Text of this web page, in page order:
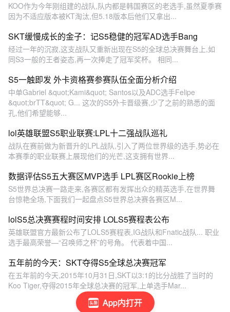
App内打开
KOO作为今年刚组建的战队,队内都是韩国赛区的老选手,虽然夏季赛
因为不适应版本被KT淘汰,但5.18版本后他们又拿出...
SKT缓慢成长的金子：记S5稳健的冠军AD选手Bang
经过一年的沉寂,这支战队又重新出现在S5的全球总决赛舞台上,如
同S3一般的王者姿态,再一次捧走了冠军奖杯。 相同...
S5一触即发 外卡资格赛参赛队伍全面分析介绍
中单Gabriel &quot;Kami&quot; Santos以及ADC选手Felipe
&quot;brTT&quot; G... 这次的S5外卡晋级赛,少了之前的熟悉的面
孔,他们希望能够...
lol英雄联盟S5职业联赛:LPL十二强战队巡礼
战队在赛前做为新晋升的LPL战队,引入了两位世界级的选手,势必在
本赛季的职业联赛上展现他们的光芒,这支拥有世界...
数据评估S5五大赛区MVP选手 LPL赛区Rookie上榜
S5世界总决赛一路走来,各赛区都有发挥出众的精英选手,在世界舞
台惊艳全场,下面我们一起盘点S5世界总决赛各赛区M...
lolS5总决赛赛程时间安排 LOLS5赛程表公布
英雄联盟官方最新公布了LOLS5赛程表,IG战队和Fnatic战队... 职业
选手最高荣誉—“召唤师之杯”的号角。 代表着中国...
五年前的今天：SKT夺得S5全球总决赛冠军
在五年前的今天,2015年10月31日,SKT以3:1的比分战胜了当时的
Koo Tiger,夺得2015年全球总决赛的冠军,上单选手Mar...